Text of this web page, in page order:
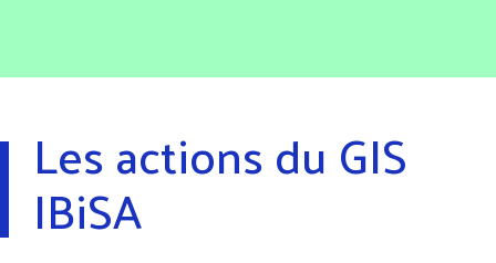
Les actions du GIS
IBiSA